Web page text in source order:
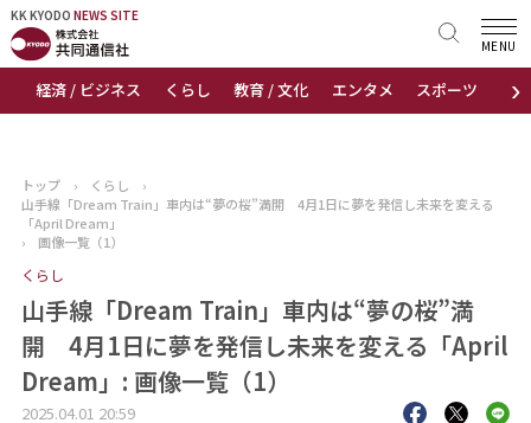
KK KYODO NEWS SITE
›
経済 / ビジネス くらし 教育 / 文化 エンタメ スポーツ 地域
MENU
KK KYODONEWS SITE
トップページ
ニュース
おすすめコンテンツ
出版物
会社概要
トップ › くらし
›
山手線「Dream Train」車内は“夢の桜”満開 4月1日に夢を発信し未来を変える
「April Dream」
›
画像一覧（1）
くらし
山手線「Dream Train」車内は“夢の桜”満
開 4月1日に夢を発信し未来を変える「April
Dream」: 画像一覧（1）
2025.04.01 20:59